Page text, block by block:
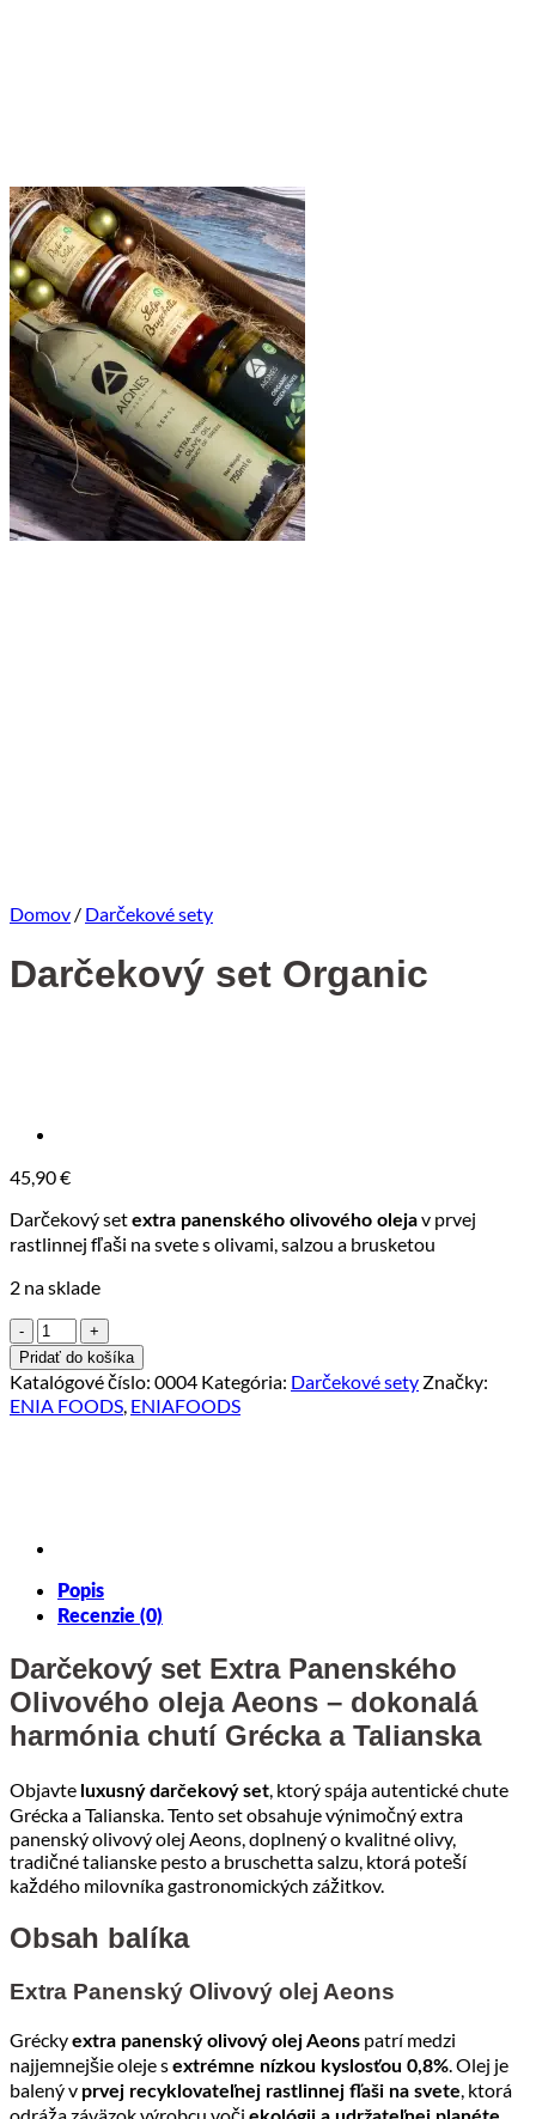
Domov / Darčekové sety
Darčekový set Organic
45,90€
Darčekový setextra panenského olivového olejav prvej
rastlinnej fľaši na svete s olivami, salzou a brusketou
2 na sklade
množstvo
Darčekový
set
Organic
Pridať do košíka
Katalógové číslo: 0004 Kategória: Darčekové sety Značky:
ENIA FOODS, ENIAFOODS
Popis
Recenzie (0)
Darčekový set Extra Panenského
Olivového oleja Aeons – dokonalá
harmónia chutí Grécka a Talianska
Objavte luxusný darčekový set , ktorý spája autentické chute
Grécka a Talianska. Tento set obsahuje výnimočný extra
panenský olivový olej Aeons, doplnený o kvalitné olivy,
tradičné talianske pesto a bruschetta salzu, ktorá poteší
každého milovníka gastronomických zážitkov.
Obsah balíka
Extra Panenský Olivový olej Aeons
Gréckyextra panenský olivový olej Aeons patrí medzi
najjemnejšie oleje sextrémne nízkou kyslosťou 0,8% . Olej je
balený v prvej recyklovateľnej rastlinnej fľaši na svete , ktorá
odráža záväzok výrobcu voči